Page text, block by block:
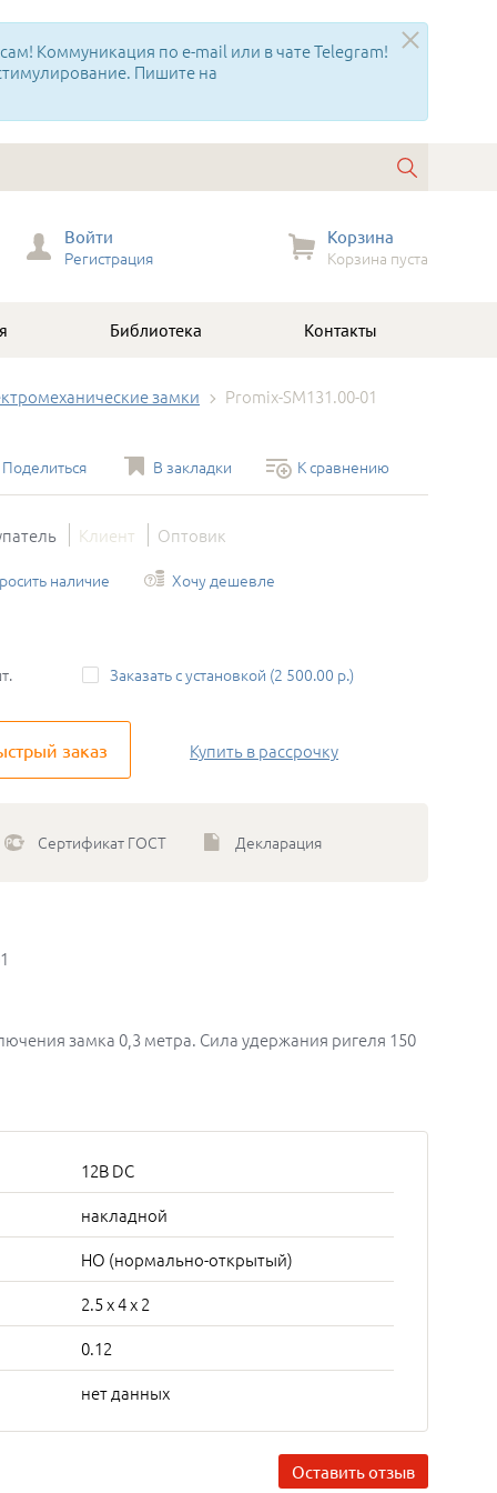
Коммуникация по e-mail или в чате Telegram!
Пишите на
Войти
Регистрация
Корзина
Корзина пуста
Библиотека Контакты
замки Promix-SM131.00-01
Поделиться В закладки К сравнению
Клиент Оптовик
наличие
Хочу дешевле
Заказать с установкой (2 500.00 р.)
заказ Купитьв рассрочку
Сертификат ГОСТ Декларация
замка 0,3 метра. Сила удержания ригеля 150
12В DC
накладной
НО (нормально-открытый)
2.5 x 4 x 2
0.12
нет данных
Оставить отзыв